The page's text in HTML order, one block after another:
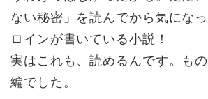
ない秘密」を読んでから気にな
ロインが書いている小説！
実はこれも、読めるんです。も
編でした。